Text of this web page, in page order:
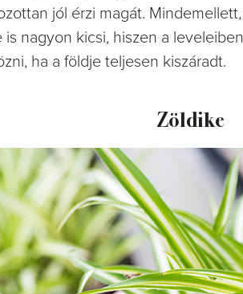
jól érzi magát.
nagyon kicsi, hiszen a
ha a földje teljesen kiszáradt.
Zöldike